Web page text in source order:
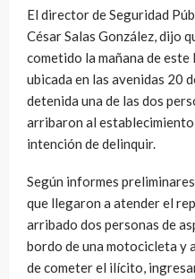
El director de Seguridad
César Salas González, dijo
cometido la mañana de este
ubicada en las avenidas 20
detenida una de las dos
arribaron al
intención de delinquir.
Según informes
que llegaron a atender el
arribado dos personas de
bordo de una motocicleta y
de cometer el ilícito,